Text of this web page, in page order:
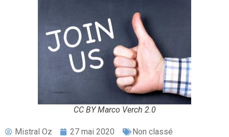
CC BY Marco Verch 2.0
Mistral Oz 27 mai 2020 Non classé